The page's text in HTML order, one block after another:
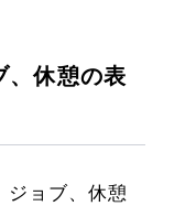
、休憩の表
ジョブ、休憩